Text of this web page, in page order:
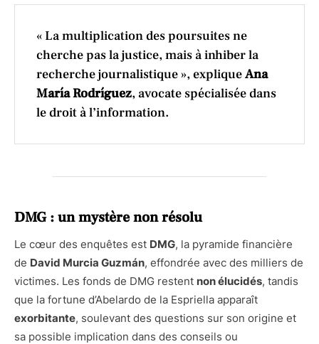
« La multiplication des poursuites ne
cherche pas la justice, mais à inhiber la
recherche journalistique », expliqueAna
María Rodríguez, avocate spécialisée dans
le droit à l’information.
DMG : un mystère non résolu
Le cœur des enquêtes est DMG, la pyramide financière
de David Murcia Guzmán, effondrée avec des milliers de
victimes. Les fonds de DMG restent non élucidés, tandis
que la fortune d’Abelardo de la Espriella apparaît
exorbitante, soulevant des questions sur son origine et
sa possible implication dans des conseils ou